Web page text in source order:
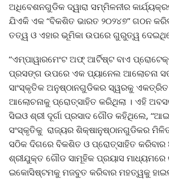
ଅଧିବେଶନଗୁଡିକ ଦ୍ୱାରା ସମ୍ମିଳନୀର
ଯିଏକି ଏକ “ବିକଶିତ ଭାରତ ୨୦୨୪୭” ଗଠନ
ତତ୍ୱ ଓ ଏହାର ଭୂମିକା ଉପରେ ଗୁରୁତ୍ୱ
“ଏମ୍‌ପାୱାରମେଂଟ ଅଫ୍ ଆର୍ଟିଷ୍ଟ ବାଏ
ପ୍ରସଙ୍ଗ ଉପରେ ଏକ ପ୍ୟାନେଲ ଆଲୋଚନା
ସାଂସ୍କୃତିକ ଅନୁଷ୍ଠାନଗୁଡିକର ସ୍ୱରକୁ ଏକତ୍ରିତ
ଆଲୋଚନାକୁ ପ୍ରୋତ୍ସାହିତ କରିଥିଲା । ଏହି
ସିଇଓ ଶ୍ରୀ ଦୂର୍ଗା ପ୍ରସାଦ ଗୌଡ କହିଥିଲେ,
ସଂସ୍କୃତିକୁ ରାଜ୍ୟର ଶିକ୍ଷାନୁଷ୍ଠାନଗୁଡିକର
ସଠିକ ଦିଗରେ ବିକଶିତ ଓ ପ୍ରୋତ୍ସାହିତ କରିବାର
ଶ୍ରୀଯୁକ୍ତ ଗୌଡ ସାମୂହିକ ପ୍ରୟାସ ମାଧ୍ୟମରେ
ଇକୋସିଷ୍ଟମକୁ ମଜବୁତ କରିବାର ମହତ୍ୱକୁ